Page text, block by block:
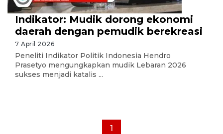
Indikator: Mudik dorong ekonomi
daerah dengan pemudik berekreasi
7 April 2026
Peneliti Indikator Politik Indonesia Hendro
Prasetyo mengungkapkan mudik Lebaran 2026
sukses menjadi katalis ...
1